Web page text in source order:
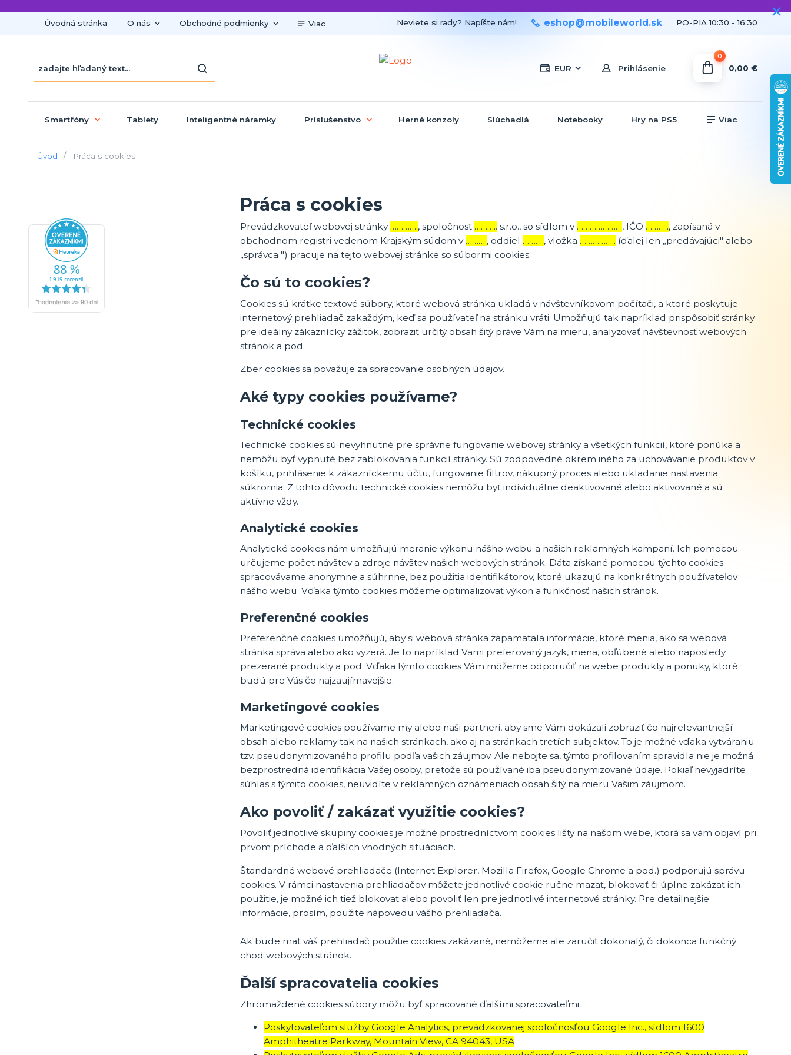
Úvodná stránka O nás Obchodné podmienky Viac
EUR Prihlásenie
Neviete si rady? Napíšte nám! eshop@mobileworld.sk PO-PIA 10:30 - 16:30
0
0,00 €
Smartfóny Tablety Inteligentné náramky Príslušenstvo Herné konzoly Slúchadlá Notebooky Hry na PS5 Viac
Úvod Práca s cookies
Práca s cookies
Prevádzkovateľ webovej stránky …………., spoločnosť ……….. s.r.o., so sídlom v …………………, IČO ……….., zapísaná v
obchodnom registri vedenom Krajským súdom v ………., oddiel ………., vložka …………….. (ďalej len „predávajúci" alebo
„správca ") pracuje na tejto webovej stránke so súbormi cookies.
Čo sú to cookies?
Cookies sú krátke textové súbory, ktoré webová stránka ukladá v návštevníkovom počítači, a ktoré poskytuje
internetový prehliadač zakaždým, keď sa používateľ na stránku vráti. Umožňujú tak napríklad prispôsobiť stránky
pre ideálny zákaznícky zážitok, zobraziť určitý obsah šitý práve Vám na mieru, analyzovať návštevnosť webových
stránok a pod.
Zber cookies sa považuje za spracovanie osobných údajov.
Aké typy cookies používame?
Technické cookies
Technické cookies sú nevyhnutné pre správne fungovanie webovej stránky a všetkých funkcií, ktoré ponúka a
nemôžu byť vypnuté bez zablokovania funkcií stránky. Sú zodpovedné okrem iného za uchovávanie produktov v
košíku, prihlásenie k zákazníckemu účtu, fungovanie filtrov, nákupný proces alebo ukladanie nastavenia
súkromia. Z tohto dôvodu technické cookies nemôžu byť individuálne deaktivované alebo aktivované a sú
aktívne vždy.
Analytické cookies
Analytické cookies nám umožňujú meranie výkonu nášho webu a našich reklamných kampaní. Ich pomocou
určujeme počet návštev a zdroje návštev našich webových stránok. Dáta získané pomocou týchto cookies
spracovávame anonymne a súhrnne, bez použitia identifikátorov, ktoré ukazujú na konkrétnych používateľov
nášho webu. Vďaka týmto cookies môžeme optimalizovať výkon a funkčnosť našich stránok.
Preferenčné cookies
Preferenčné cookies umožňujú, aby si webová stránka zapamätala informácie, ktoré menia, ako sa webová
stránka správa alebo ako vyzerá. Je to napríklad Vami preferovaný jazyk, mena, obľúbené alebo naposledy
prezerané produkty a pod. Vďaka týmto cookies Vám môžeme odporučiť na webe produkty a ponuky, ktoré
budú pre Vás čo najzaujímavejšie.
Marketingové cookies
Marketingové cookies používame my alebo naši partneri, aby sme Vám dokázali zobraziť čo najrelevantnejší
obsah alebo reklamy tak na našich stránkach, ako aj na stránkach tretích subjektov. To je možné vďaka vytváraniu
tzv. pseudonymizovaného profilu podľa vašich záujmov. Ale nebojte sa, týmto profilovaním spravidla nie je možná
bezprostredná identifikácia Vašej osoby, pretože sú používané iba pseudonymizované údaje. Pokiaľ nevyjadríte
súhlas s týmito cookies, neuvidíte v reklamných oznámeniach obsah šitý na mieru Vašim záujmom.
Ako povoliť / zakázať využitie cookies?
Povoliť jednotlivé skupiny cookies je možné prostredníctvom cookies lišty na našom webe, ktorá sa vám objaví pri
prvom príchode a ďalších vhodných situáciách.
Štandardné webové prehliadače (Internet Explorer, Mozilla Firefox, Google Chrome a pod.) podporujú správu
cookies. V rámci nastavenia prehliadačov môžete jednotlivé cookie ručne mazať, blokovať či úplne zakázať ich
použitie, je možné ich tiež blokovať alebo povoliť len pre jednotlivé internetové stránky. Pre detailnejšie
informácie, prosím, použite nápovedu vášho prehliadača.
Ak bude mať váš prehliadač použitie cookies zakázané, nemôžeme ale zaručiť dokonalý, či dokonca funkčný
chod webových stránok.
Ďalší spracovatelia cookies
Zhromaždené cookies súbory môžu byť spracované ďalšími spracovateľmi:
Poskytovateľom služby Google Analytics, prevádzkovanej spoločnosťou Google Inc., sídlom 1600
Amphitheatre Parkway, Mountain View, CA 94043, USA